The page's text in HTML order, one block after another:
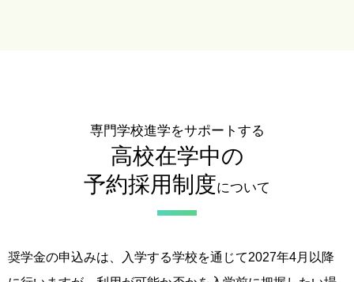
専門学校進学をサポートする
高校在学中の
予約採用制度について
奨学金の申込みは、入学する学校を通じて2027年4月以降